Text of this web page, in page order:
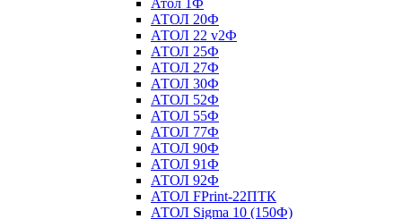
Атол 1Ф
АТОЛ 20Ф
АТОЛ 22 v2Ф
АТОЛ 25Ф
АТОЛ 27Ф
АТОЛ 30Ф
АТОЛ 52Ф
АТОЛ 55Ф
АТОЛ 77Ф
АТОЛ 90Ф
АТОЛ 91Ф
АТОЛ 92Ф
АТОЛ FPrint-22ПТК
АТОЛ Sigma 10 (150Ф)